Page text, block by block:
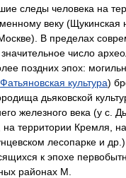
следы человека на
веку (Щукинская
В пределах
число
поздних эпох:
Фатьяновская культура)
дьяковской
железного века (у с.
на территории Кремля,
лесопарке и
к эпохе
районах М.